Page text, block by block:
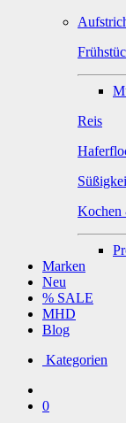
Reis
Kochen
Marken
Neu
% SALE
MHD
Blog
Kategorien
0